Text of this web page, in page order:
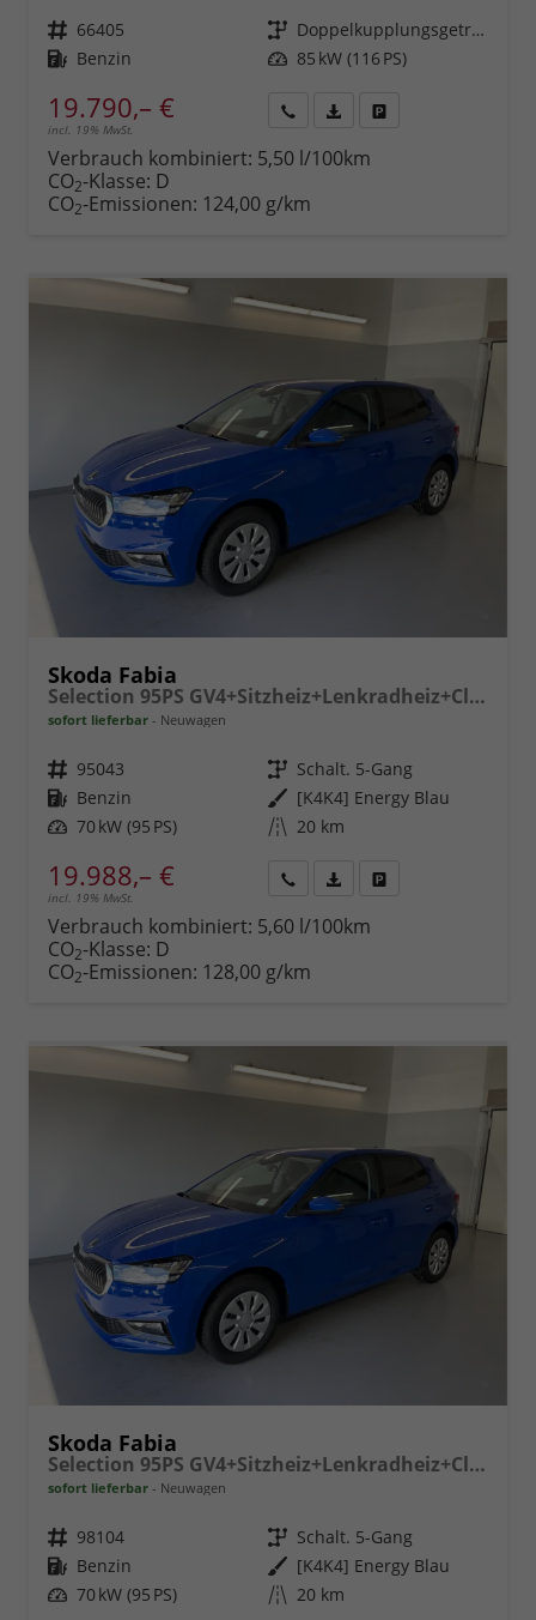
Fahrzeugnr. 66405 Getriebe
Doppelkupplungsgetriebe (DSG)
Kraftstoff Benzin Leistung 85 kW (116 PS)
19.790,– €
incl. 19% MwSt.
anfordern
Datei,
Verbrauch kombiniert: 5,50 l/100km
CO2-Klasse: D
CO2-Emissionen: 124,00 g/km
Skoda Fabia
Selection 95PS GV4+Sitzheiz+Lenkradheiz+Climatronic+Sunset+AppConnect+PDC
sofort lieferbar Neuwagen
Fahrzeugnr. 95043 Getriebe Schalt. 5-Gang
Kraftstoff Benzin Außenfarbe [K4K4] Energy Blau
Leistung 70 kW (95 PS) Kilometerstand 20 km
19.988,– €
incl. 19% MwSt.
anfordern
Datei,
Verbrauch kombiniert: 5,60 l/100km
CO2-Klasse: D
CO2-Emissionen: 128,00 g/km
Skoda Fabia
Selection 95PS GV4+Sitzheiz+Lenkradheiz+Climatronic+Sunset+AppConnect+PDC
sofort lieferbar Neuwagen
Fahrzeugnr. 98104 Getriebe Schalt. 5-Gang
Kraftstoff Benzin Außenfarbe [K4K4] Energy Blau
Leistung 70 kW (95 PS) Kilometerstand 20 km